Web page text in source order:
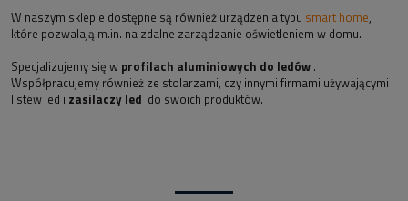
W naszym sklepie dostępne są również urządzenia typu smart home,
które pozwalają m.in. na zdalne zarządzanie oświetleniem w domu.
Specjalizujemy się w profilach aluminiowych do ledów .
Współpracujemy również ze stolarzami, czy innymi firmami używającymi
listew led i zasilaczy led do swoich produktów.